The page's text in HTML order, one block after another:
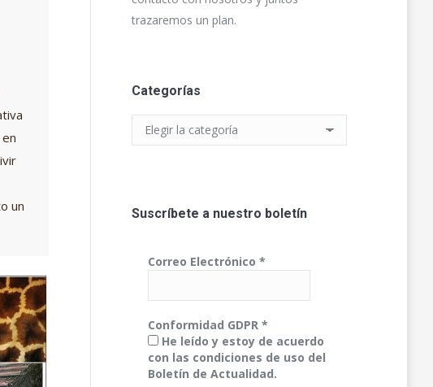
un
trazaremos un plan.
Categorías
Categorías
Suscríbete a nuestro boletín
Correo Electrónico *
Conformidad GDPR *
He leído y estoy de acuerdo
con las condiciones de uso del
Boletín de Actualidad.